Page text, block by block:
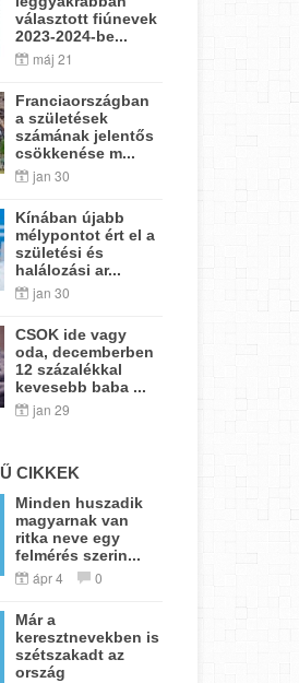
választott fiúnevek
2023-2024-be...
máj 21
Franciaországban
a születések
számának jelentős
csökkenése m...
jan 30
Kínában újabb
mélypontot ért el a
születési és
halálozási ar...
jan 30
CSOK ide vagy
oda, decemberben
12 százalékkal
kevesebb baba ...
jan 29
CIKKEK
Minden huszadik
magyarnak van
ritka neve egy
felmérés szerin...
ápr 4 0
Már a
keresztnevekben is
szétszakadt az
ország